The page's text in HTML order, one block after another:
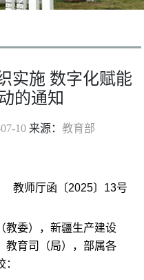
实施 数字化赋能
的通知
10 来源： 教育部
教师厅函〔2025〕13号
教委），新疆生产建设
教育司（局），部属各